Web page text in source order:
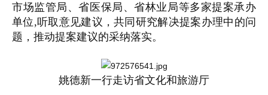
市场监管局、省医保局、省林业局等多家提案承办
单位,听取意见建议，共同研究解决提案办理中的问
题，推动提案建议的采纳落实。
姚德新一行走访省文化和旅游厅